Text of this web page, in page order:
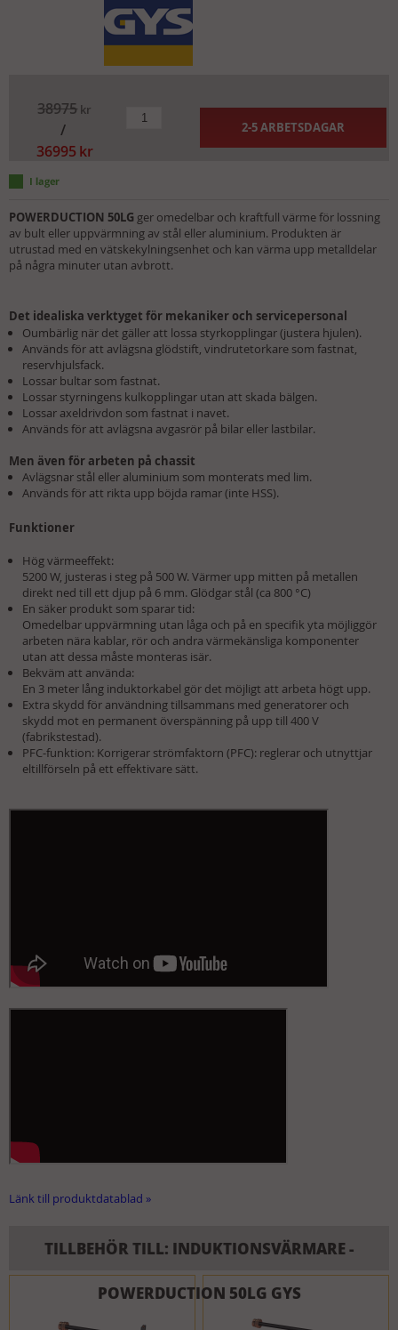
38975 kr
/
36995 kr
2-5 ARBETSDAGAR
POWERDUCTION 50LG ger omedelbar och kraftfull värme för lossning
av bult eller uppvärmning av stål eller aluminium. Produkten är
utrustad med en vätskekylningsenhet och kan värma upp metalldelar
på några minuter utan avbrott.
Det idealiska verktyget för mekaniker och servicepersonal
Oumbärlig när det gäller att lossa styrkopplingar (justera hjulen).
Används för att avlägsna glödstift, vindrutetorkare som fastnat,
reservhjulsfack.
Lossar bultar som fastnat.
Lossar styrningens kulkopplingar utan att skada bälgen.
Lossar axeldrivdon som fastnat i navet.
Används för att avlägsna avgasrör på bilar eller lastbilar.
Men även för arbeten på chassit
Avlägsnar stål eller aluminium som monterats med lim.
Används för att rikta upp böjda ramar (inte HSS).
Funktioner
Hög värmeeffekt:
5200 W, justeras i steg på 500 W. Värmer upp mitten på metallen
direkt ned till ett djup på 6 mm. Glödgar stål (ca 800 °C)
En säker produkt som sparar tid:
Omedelbar uppvärmning utan låga och på en specifik yta möjliggör
arbeten nära kablar, rör och andra värmekänsliga komponenter
utan att dessa måste monteras isär.
Bekväm att använda:
En 3 meter lång induktorkabel gör det möjligt att arbeta högt upp.
Extra skydd för användning tillsammans med generatorer och
skydd mot en permanent överspänning på upp till 400 V
(fabrikstestad).
PFC-funktion: Korrigerar strömfaktorn (PFC): reglerar och utnyttjar
eltillförseln på ett effektivare sätt.
Länk till produktdatablad »
TILLBEHÖR TILL: INDUKTIONSVÄRMARE -
POWERDUCTION 50LG GYS